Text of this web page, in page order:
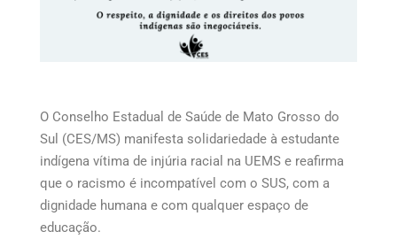
O Conselho Estadual de Saúde de Mato Grosso do
Sul (CES/MS) manifesta solidariedade à estudante
indígena vítima de injúria racial na UEMS e reafirma
que o racismo é incompatível com o SUS, com a
dignidade humana e com qualquer espaço de
educação.